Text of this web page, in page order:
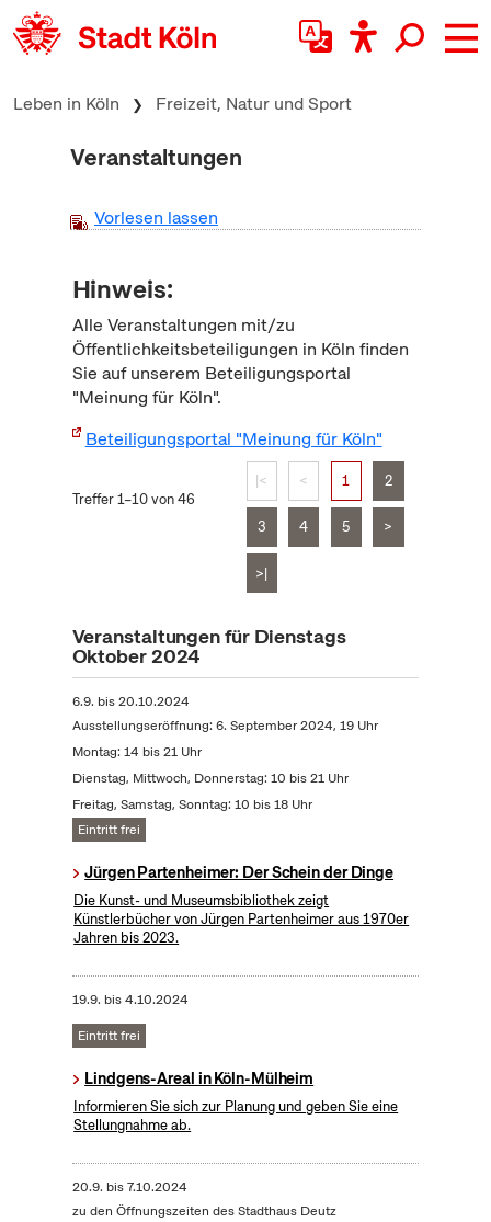
zum Inhalt springen
Leben in Köln Freizeit, Natur und Sport
Veranstaltungen
Vorlesen lassen
Hinweis:
Alle Veranstaltungen mit/zu
Öffentlichkeitsbeteiligungen in Köln finden
Sie auf unserem Beteiligungsportal
"Meinung für Köln".
Beteiligungsportal "Meinung für Köln"
Treffer 1–10 von 46
|< < 1 2
3 4 5 >
>|
Veranstaltungen für Dienstags
Oktober 2024
6.9. bis20.10.2024
Ausstellungseröffnung: 6. September 2024, 19 Uhr
Montag: 14 bis 21 Uhr
Dienstag, Mittwoch, Donnerstag: 10 bis 21 Uhr
Freitag, Samstag, Sonntag: 10 bis 18 Uhr
Eintritt frei
Jürgen Partenheimer: Der Schein der Dinge
Die Kunst- und Museumsbibliothek zeigt
Künstlerbücher von Jürgen Partenheimer aus 1970er
Jahren bis 2023.
19.9. bis4.10.2024
Eintritt frei
Lindgens-Areal in Köln-Mülheim
Informieren Sie sich zur Planung und geben Sie eine
Stellungnahme ab.
20.9. bis7.10.2024
zu den Öffnungszeiten des Stadthaus Deutz